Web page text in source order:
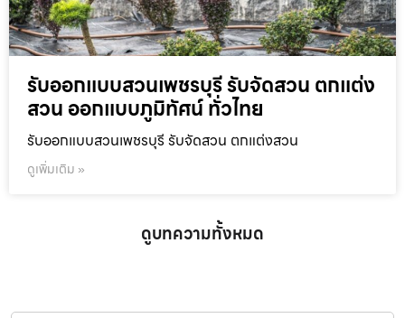
รับออกแบบสวนเพชรบุรี รับจัดสวน ตกแต่ง
สวน ออกแบบภูมิทัศน์ ทั่วไทย
รับออกแบบสวนเพชรบุรี รับจัดสวน ตกแต่งสวน
ดูเพิ่มเติม »
ดูบทความทั้งหมด